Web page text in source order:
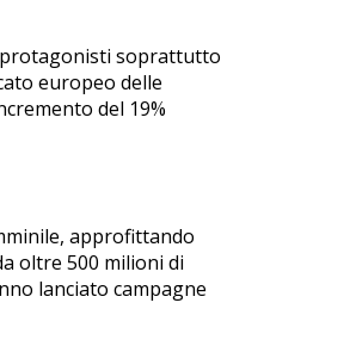
soprattutto
europeo delle
del 19%
approfittando
oltre 500 milioni di
lanciato campagne